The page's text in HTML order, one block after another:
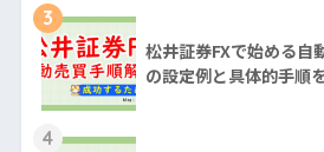
3
松井証券FXで始める自
の設定例と具体的手順
4